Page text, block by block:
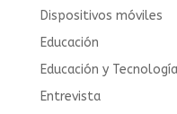
Dispositivos móviles
Educación
Educación y Tecnología
Entrevista